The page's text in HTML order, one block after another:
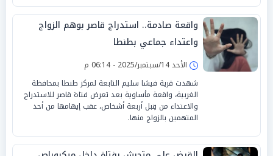
واقعة صادمة.. استدراج قاصر بوهم الزواج
واعتداء جماعي بطنطا
الأحد 14/سبتمبر/2025 - 06:14 م
شهدت قرية فيشا سليم التابعة لمركز طنطا بمحافظة
الغربية، واقعة مأساوية بعد تعرض فتاة قاصر للاستدراج
والاعتداء من قِبل أربعة أشخاص، عقب إيهامها من أحد
المتهمين بالزواج منها.